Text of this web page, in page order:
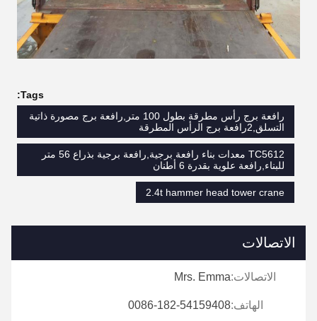
Tags:
رافعة برج رأس مطرقة بطول 100 متر,رافعة برج مصورة ذاتية
التسلق,2رافعة برج الرأس المطرقة
TC5612 معدات بناء رافعة برجية,رافعة برجية بذراع 56 متر
للبناء,رافعة علوية بقدرة 6 أطنان
2.4t hammer head tower crane
الاتصالات
الاتصالات:Mrs. Emma
الهاتف:0086-182-54159408